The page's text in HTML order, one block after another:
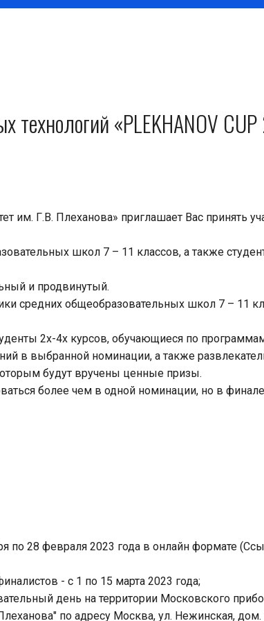
«PLEKHANOV
им. Г.В. Плеханова» приглашает Вас принять
школ 7 – 11 классов, а также
и продвинутый.
средних общеобразовательных школ 7 – 11
2х-4х курсов, обучающиеся по
в выбранной номинации, а также
будут вручены ценные призы.
более чем в одной номинации, но в
по 28 февраля 2023 года в онлайн формате
- с 1 по 15 марта 2023 года;
день на территории Московского
по адресу Москва, ул. Нежинская, дом.